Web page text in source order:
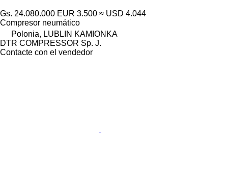
Gs. 24.080.000 EUR 3.500 ≈ USD 4.044
Compresor neumático
Polonia, LUBLIN KAMIONKA
DTR COMPRESSOR Sp. J.
Contacte con el vendedor